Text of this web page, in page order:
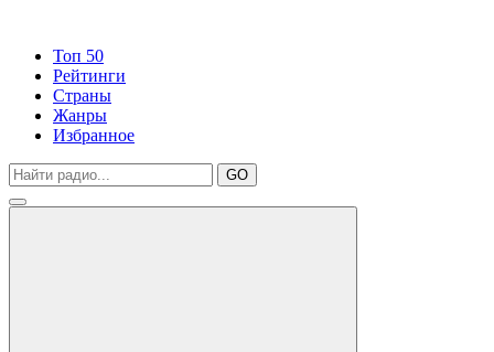
Топ 50
Рейтинги
Страны
Жанры
Избранное
GO